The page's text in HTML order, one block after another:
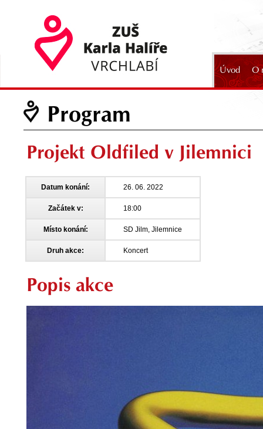
Úvod O
Program
Projekt Oldfiled v Jilemnici
Datum konání: 26. 06. 2022
Začátek v: 18:00
Místo konání: SD Jilm, Jilemnice
Druh akce: Koncert
Popis akce